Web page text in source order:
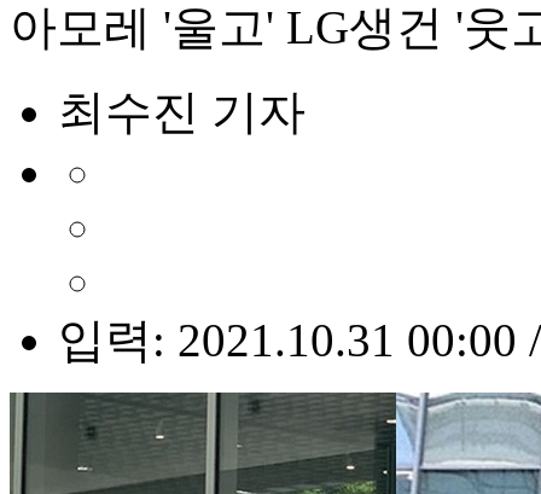
아모레 '울고' LG생건 '
최수진 기자
입력: 2021.10.31 00:00